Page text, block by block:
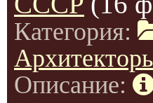
Категория:
Описание: